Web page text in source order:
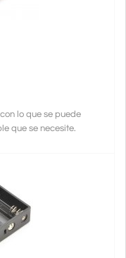
lo que se puede
que se necesite.